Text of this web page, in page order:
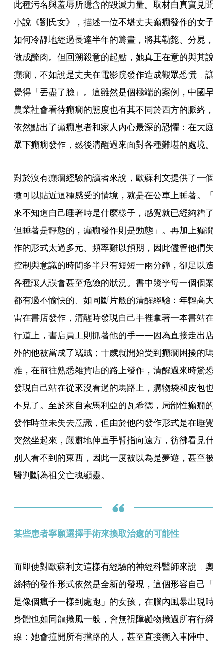
此種污名與羞辱所隱含的毀滅力量。取材自真實見聞
小說《劉氏女》，描述一位不堪丈夫癲癇發作的女子
如何冷靜地經過長達半年的籌畫，將其勒斃、分屍，
做成醃肉。但回溯殺意的起點，她真正在意的與其說
癲癇，不如說是丈夫在電影院發作造成觀眾恐慌，讓
覺得「丟盡了臉」。這雖然是個極端的案例，中國早
農業社會看待癲癇的態度也有其不同於西方的脈絡，
依然點出了癲癇患者和家人內心最深的恐懼：在大庭
眾下癲癇發作，然後清醒過來面對各種難堪的處境。
對於沒有癲癇經驗的讀者來說，歐蘇利文提供了一個
微可以貼近這種感受的情境，就是在公車上睡著。「
來不知道自己睡著時是什麼樣子，感覺就已經夠糟了
但睡著是靜態的，癲癇發作則是動態」。再加上癲癇
作的形式太過多元、頻率難以預期，因此儘管他們失
控制與意識的時間多半只有短短一兩分鐘，卻足以造
各種讓人誤會甚至危險的狀況。書中幾乎每一個個案
都有過不愉快的、如同斷片般的清醒經驗：年輕高大
雷在書店發作，清醒時發現自己手裡拿著一本書站在
行道上，書店員工則抓著他的手——因為直接走出店
外的他被當成了竊賊；十歲就開始受到癲癇困擾的瑪
雅，在前往熟悉雜貨店的路上發作，清醒過來時驚恐
發現自己站在從來沒看過的馬路上，購物袋和皮包也
不見了。至於來自索馬利亞的瓦希德，局部性癲癇的
發作時並未失去意識，但由於他的發作形式是在睡覺
突然坐起來，嚴肅地伸直手臂指向遠方，彷彿看見什
別人看不到的東西，因此一度被以為是夢遊，甚至被
醫判斷為祖父亡魂顯靈。
某些患者寧願選擇手術來換取治癒的可能性
而即使對歐蘇利文這樣有經驗的神經科醫師來說，奧
絲特的發作形式依然是全新的發現，這個形容自己「
是像個瘋子一樣到處跑」的女孩，在腦內風暴出現時
身體也如同龍捲風一般，會無視障礙物捲過所有行經
線：她會撞開所有擋路的人，甚至直接衝入車陣中。